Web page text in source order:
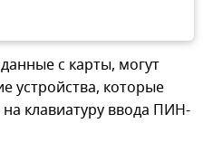
с карты, могут
устройства, которые
клавиатуру ввода ПИН-